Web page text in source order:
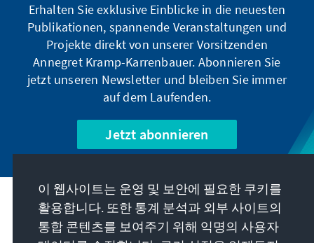
Erhalten Sie exklusive Einblicke in die neuesten
Publikationen, spannende Veranstaltungen und
Projekte direkt von unserer Vorsitzenden
Annegret Kramp-Karrenbauer. Abonnieren Sie
jetzt unseren Newsletter und bleiben Sie immer
auf dem Laufenden.
Jetzt abonnieren
우리의 과제
이 웹사이트는 운영 및 보안에 필요한 쿠키를
활용합니다. 또한 통계 분석과 외부 사이트의
통합 콘텐츠를 보여주기 위해 익명의 사용자